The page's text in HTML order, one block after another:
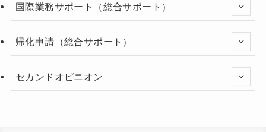
国際業務サポート（総合サポート）
帰化申請（総合サポート）
セカンドオピニオン